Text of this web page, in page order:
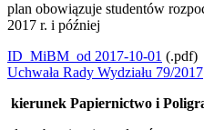
plan obowiązuje studentów
2017 r. i później
ID_MiBM_od 2017-10-01 (.pdf)
Uchwała Rady Wydziału 79/2017
kierunek Papiernictwo i